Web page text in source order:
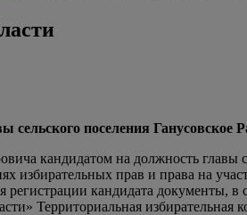
поселения Ганусовское
кандидатом на должность главы
избирательных прав и права на
кандидата документы, в
Территориальная